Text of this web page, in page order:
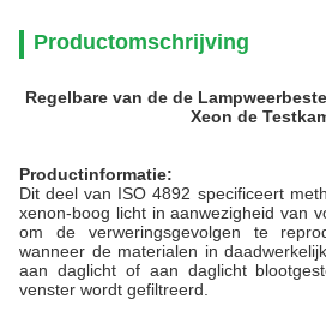
Productomschrijving
Regelbare van de de
Xeon de
Productinformatie:
Dit deel van ISO 4892 specificeert
xenon-boog licht in aanwezigheid van
om de verweringsgevolgen te
wanneer de materialen in
aan daglicht of aan daglicht
venster wordt gefiltreerd.